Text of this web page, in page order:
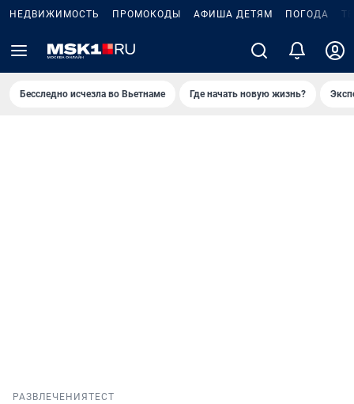
НЕДВИЖИМОСТЬ ПРОМОКОДЫ АФИША ДЕТЯМ ПОГОДА
Бесследно исчезла во Вьетнаме Где начать новую жизнь?
РАЗВЛЕЧЕНИЯ ТЕСТ